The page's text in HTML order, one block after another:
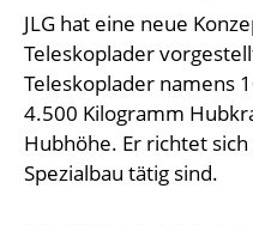
JLG hat eine neue
Teleskoplader
Teleskoplader namens
4.500 Kilogramm
Hubhöhe. Er richtet
Spezialbau tätig sind.